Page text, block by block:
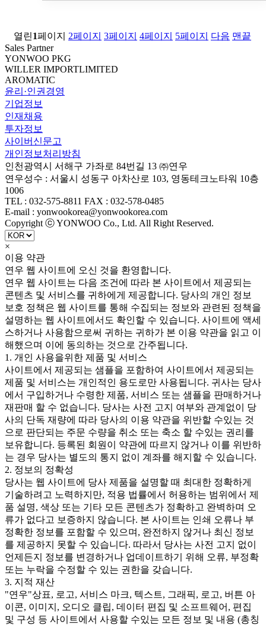
열린1페이지 2페이지 3페이지 4페이지 5페이지 다음 맨끝
Sales Partner
YONWOO PKG
WILLER IMPORTLIMITED
AROMATIC
윤리·인권경영
기업정보
인재채용
투자정보
사이버신문고
개인정보처리방침
인천광역시 서해구 가좌로 84번길 13 ㈜연우
연우성수 : 서울시 성동구 아차산로 103, 영동테크노타워 10층
1006
TEL : 032-575-8811 FAX : 032-578-0485
E-mail : yonwookorea@yonwookorea.com
Copyright ⓒ YONWOO Co., Ltd. All Right Reserved.
×
이용 약관
연우 웹 사이트에 오신 것을 환영합니다.
연우 웹 사이트는 다음 조건에 따라 본 사이트에서 제공되는
콘텐츠 및 서비스를 귀하에게 제공합니다. 당사의 개인 정보
보호 정책은 웹 사이트를 통해 수집되는 정보와 관련된 정책을
설명하는 웹 사이트에서도 확인할 수 있습니다. 사이트에 액세
스하거나 사용함으로써 귀하는 귀하가 본 이용 약관을 읽고 이
해했으며 이에 동의하는 것으로 간주됩니다.
1. 개인 사용을위한 제품 및 서비스
사이트에서 제공되는 샘플을 포함하여 사이트에서 제공되는
제품 및 서비스는 개인적인 용도로만 사용됩니다. 귀사는 당사
에서 구입하거나 수령한 제품, 서비스 또는 샘플을 판매하거나
재판매 할 수 없습니다. 당사는 사전 고지 여부와 관계없이 당
사의 단독 재량에 따라 당사의 이용 약관을 위반할 수있는 것
으로 판단되는 주문 수량을 취소 또는 축소 할 수있는 권리를
보유합니다. 등록된 회원이 약관에 따르지 않거나 이를 위반하
는 경우 당사는 별도의 통지 없이 계좌를 해지할 수 있습니다.
2. 정보의 정확성
당사는 웹 사이트에 당사 제품을 설명할 때 최대한 정확하게
기술하려고 노력하지만, 적용 법률에서 허용하는 범위에서 제
품 설명, 색상 또는 기타 모든 콘텐츠가 정확하고 완벽하며 오
류가 없다고 보증하지 않습니다. 본 사이트는 인쇄 오류나 부
정확한 정보를 포함할 수 있으며, 완전하지 않거나 최신 정보
를 제공하지 못할 수 있습니다. 따라서 당사는 사전 고지 없이
언제든지 정보를 변경하거나 업데이트하기 위해 오류, 부정확
또는 누락을 수정할 수 있는 권한을 갖습니다.
3. 지적 재산
"연우"상표, 로고, 서비스 마크, 텍스트, 그래픽, 로고, 버튼 아
이콘, 이미지, 오디오 클립, 데이터 편집 및 소프트웨어, 편집
및 구성 등 사이트에서 사용할 수있는 모든 정보 및 내용 (총칭